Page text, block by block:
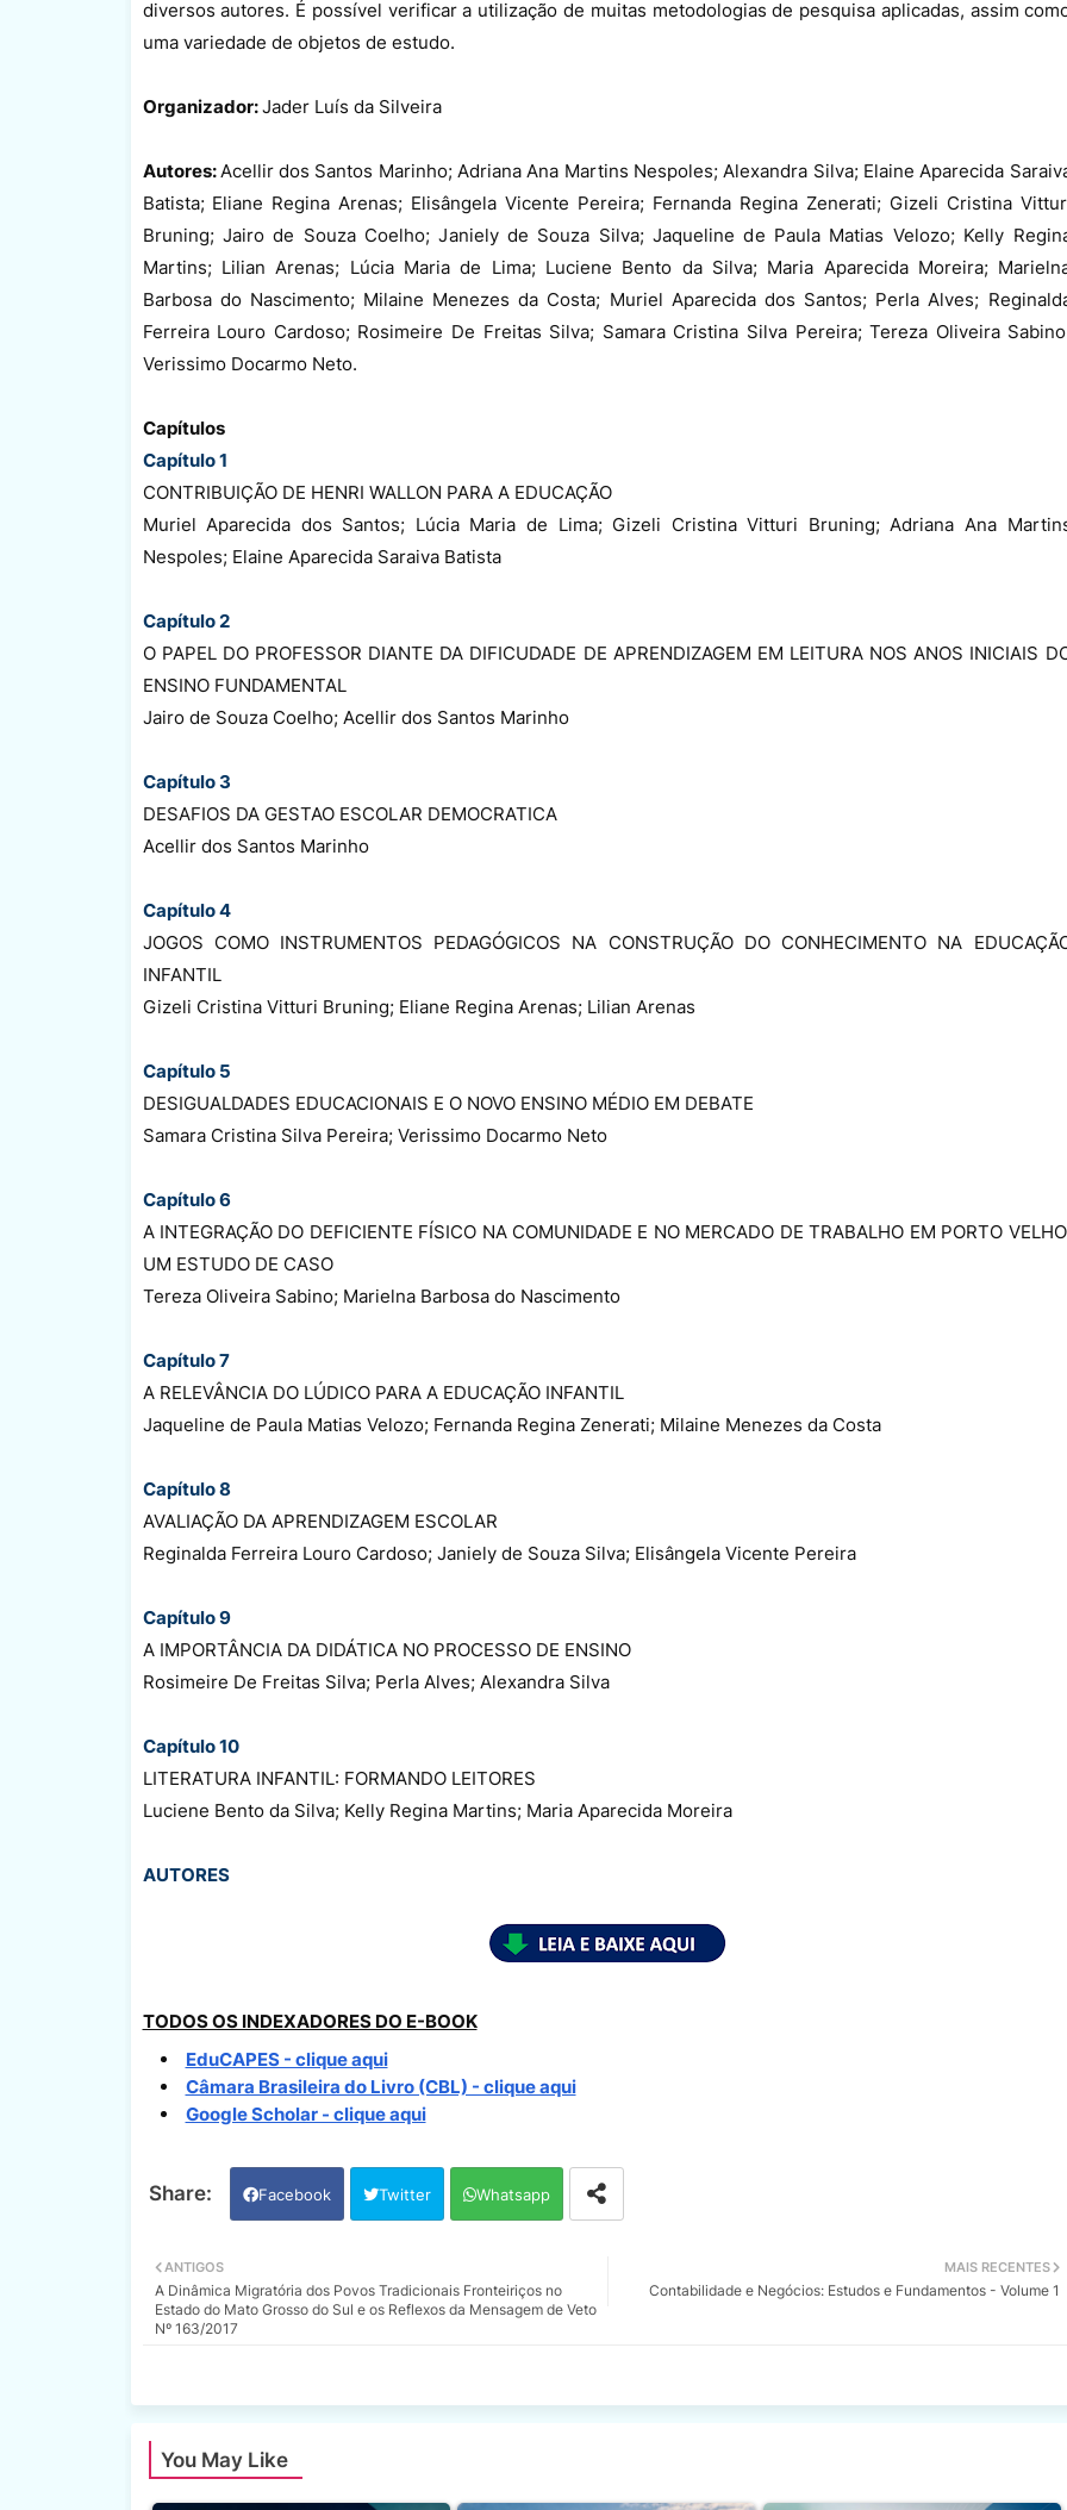
diversos autores. É possível verificar a utilização de muitas metodologias de pesquisa aplicadas, assim
uma variedade de objetos de estudo.
Organizador:Jader Luís da Silveira
Autores:Acellir dos Santos Marinho; Adriana Ana Martins Nespoles; Alexandra Silva; Elaine Aparecida
Batista; Eliane Regina Arenas; Elisângela Vicente Pereira; Fernanda Regina Zenerati; Gizeli Cristina
Bruning; Jairo de Souza Coelho; Janiely de Souza Silva; Jaqueline de Paula Matias Velozo; Kelly
Martins; Lilian Arenas; Lúcia Maria de Lima; Luciene Bento da Silva; Maria Aparecida Moreira;
Barbosa do Nascimento; Milaine Menezes da Costa; Muriel Aparecida dos Santos; Perla Alves;
Ferreira Louro Cardoso; Rosimeire De Freitas Silva; Samara Cristina Silva Pereira; Tereza Oliveira
Verissimo Docarmo Neto.
Capítulos
Capítulo 1
CONTRIBUIÇÃO DE HENRI WALLON PARA A EDUCAÇÃO
Muriel Aparecida dos Santos; Lúcia Maria de Lima; Gizeli Cristina Vitturi Bruning; Adriana Ana
Nespoles; Elaine Aparecida Saraiva Batista
Capítulo 2
O PAPEL DO PROFESSOR DIANTE DA DIFICUDADE DE APRENDIZAGEM EM LEITURA NOS ANOS INICIAIS
ENSINO FUNDAMENTAL
Jairo de Souza Coelho; Acellir dos Santos Marinho
Capítulo 3
DESAFIOS DA GESTAO ESCOLAR DEMOCRATICA
Acellir dos Santos Marinho
Capítulo 4
JOGOS COMO INSTRUMENTOS PEDAGÓGICOS NA CONSTRUÇÃO DO CONHECIMENTO NA
INFANTIL
Gizeli Cristina Vitturi Bruning; Eliane Regina Arenas; Lilian Arenas
Capítulo 5
DESIGUALDADES EDUCACIONAIS E O NOVO ENSINO MÉDIO EM DEBATE
Samara Cristina Silva Pereira; Verissimo Docarmo Neto
Capítulo 6
A INTEGRAÇÃO DO DEFICIENTE FÍSICO NA COMUNIDADE E NO MERCADO DE TRABALHO EM PORTO
UM ESTUDO DE CASO
Tereza Oliveira Sabino; Marielna Barbosa do Nascimento
Capítulo 7
A RELEVÂNCIA DO LÚDICO PARA A EDUCAÇÃO INFANTIL
Jaqueline de Paula Matias Velozo; Fernanda Regina Zenerati; Milaine Menezes da Costa
Capítulo 8
AVALIAÇÃO DA APRENDIZAGEM ESCOLAR
Reginalda Ferreira Louro Cardoso; Janiely de Souza Silva; Elisângela Vicente Pereira
Capítulo 9
A IMPORTÂNCIA DA DIDÁTICA NO PROCESSO DE ENSINO
Rosimeire De Freitas Silva; Perla Alves; Alexandra Silva
Capítulo 10
LITERATURA INFANTIL: FORMANDO LEITORES
Luciene Bento da Silva; Kelly Regina Martins; Maria Aparecida Moreira
AUTORES
TODOS OS INDEXADORES DO E-BOOK
EduCAPES - clique aqui
Câmara Brasileira do Livro (CBL) - clique aqui
Google Scholar - clique aqui
Facebook Twitter Whatsapp
MAIS RECENTES
Contabilidade e Negócios: Estudos e Fundamentos - Volume 1
ANTIGOS
A Dinâmica Migratória dos Povos Tradicionais Fronteiriços no
Estado do Mato Grosso do Sul e os Reflexos da Mensagem de Veto
Nº 163/2017
You May Like